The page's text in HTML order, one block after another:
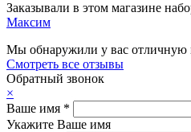
Заказывали в этом магазине
Максим
Мы обнаружили у вас отличную
Смотреть все отзывы
Обратный звонок
×
Ваше имя *
Укажите Ваше имя